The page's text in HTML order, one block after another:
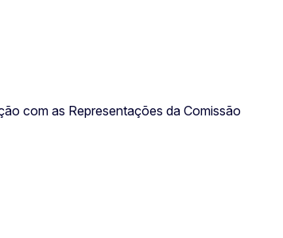
com as Representações da Comissão